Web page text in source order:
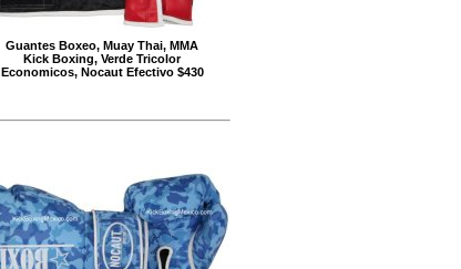
Guantes Boxeo, Muay Thai, MMA
Kick Boxing, Verde Tricolor
Economicos, Nocaut Efectivo $430